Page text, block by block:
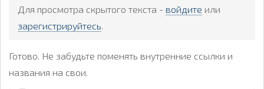
Для просмотра скрытого текста - войдите или
зарегистрируйтесь.
Готово. Не забудьте поменять внутренние ссылки и
названия на свои.